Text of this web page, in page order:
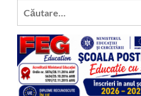
Caută